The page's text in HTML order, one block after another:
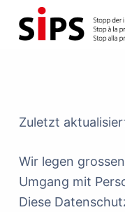
S
k
o
o
n
Zuletzt
Wir legen
Umgang mit
Diese